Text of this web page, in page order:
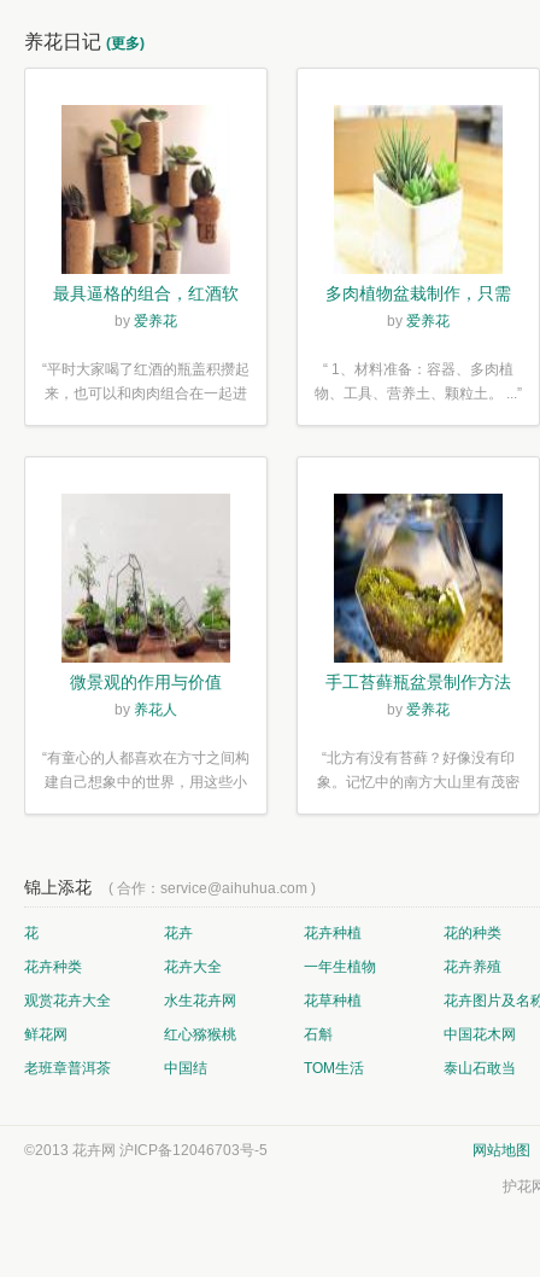
养花日记 (更多)
最具逼格的组合，红酒软
木塞diy多肉植物盆栽
by 爱养花
“平时大家喝了红酒的瓶盖积攒起
来，也可以和肉肉组合在一起进
多肉植物盆栽制作，只需
简单6步
by 爱养花
“ 1、材料准备：容器、多肉植
物、工具、营养土、颗粒土。 ...”
微景观的作用与价值
by 养花人
“有童心的人都喜欢在方寸之间构
建自己想象中的世界，用这些小
手工苔藓瓶盆景制作方法
by 爱养花
“北方有没有苔藓？好像没有印
象。记忆中的南方大山里有茂密
锦上添花 ( 合作：service@aihuhua.com )
花 花卉 花卉种植
花的种类
花卉种类
花卉大全 一年生植物
花卉养殖
观赏花卉大全
水生花卉网 花草种植
花卉图片及名
鲜花网
红心猕猴桃 石斛
中国花木网
老班章普洱茶
中国结 TOM生活 泰山石敢当
©2013 花卉网 沪ICP备12046703号-5 网站地图
护花